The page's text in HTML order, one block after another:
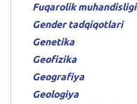
Fuqarolik muhandisligi
Gender tadqiqotlari
Genetika
Geofizika
Geografiya
Geologiya